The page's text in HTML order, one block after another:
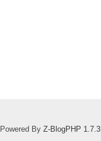
Powered By Z-BlogPHP 1.7.3